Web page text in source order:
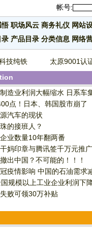
帐号:
悟 职场风云 商务礼仪 网站
录 产品目录 分类信息 网络
技纯铁
太原9001认
造业利润大幅缩水 日系车
点！日本、韩国股市崩了
汽车的现状
的接班人？
业数量10年翻两番
妈印章与腾讯签千万元推
出中国？不可能的！！！
疫情影响 中国的石油需求
规模以上工业企业利润下
败可领30万补贴